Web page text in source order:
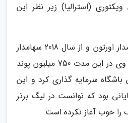
(استرالیا) زیر نظر این
مشیری از سال 2016 سهامدار اورتون و از سال 2018 سهامدار
اصلی اورتون بوده است. وی در این مدت 750 میلیون پوند
باشگاه سرمایه گذاری کرد و این
بود که توانست در لیگ برتر
را خوب آغاز نکرده است.